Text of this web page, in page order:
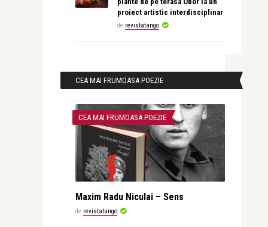
proiect artistic interdisciplinar
de revistatango
CEA MAI FRUMOASA POEZIE
CEA MAI FRUMOASA POEZIE
Maxim Radu Niculai – Sens
de revistatango